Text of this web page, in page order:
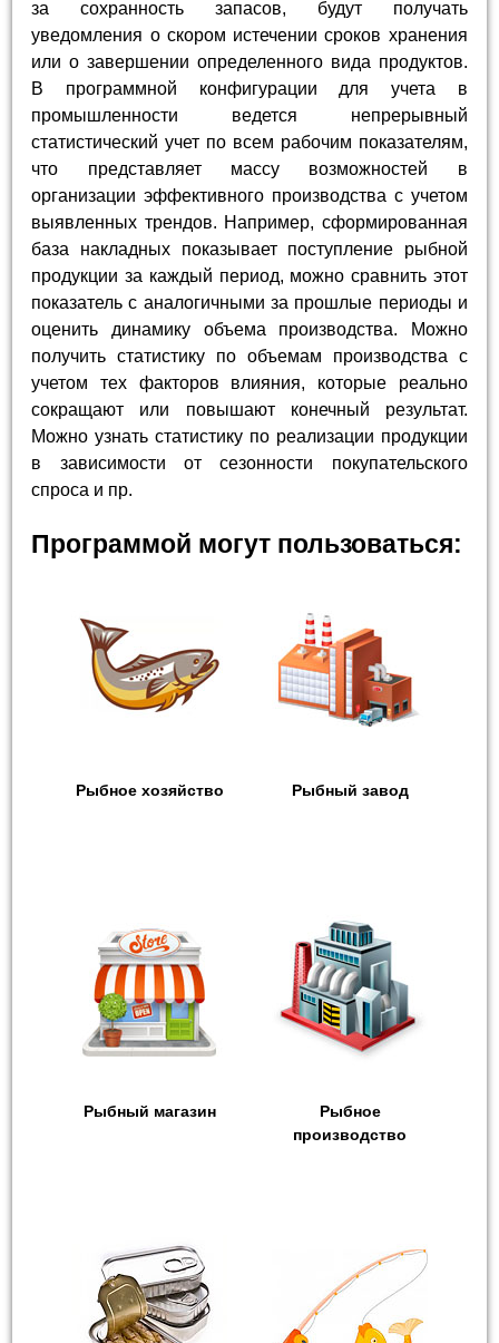
за сохранность запасов, будут получать
уведомления о скором истечении сроков хранения
или о завершении определенного вида продуктов.
В программной конфигурации для учета в
промышленности ведется непрерывный
статистический учет по всем рабочим показателям,
что представляет массу возможностей в
организации эффективного производства с учетом
выявленных трендов. Например, сформированная
база накладных показывает поступление рыбной
продукции за каждый период, можно сравнить этот
показатель с аналогичными за прошлые периоды и
оценить динамику объема производства. Можно
получить статистику по объемам производства с
учетом тех факторов влияния, которые реально
сокращают или повышают конечный результат.
Можно узнать статистику по реализации продукции
в зависимости от сезонности покупательского
спроса и пр.
Программой могут пользоваться:
Рыбное хозяйство Рыбный завод
Рыбный магазин
Рыбное
производство